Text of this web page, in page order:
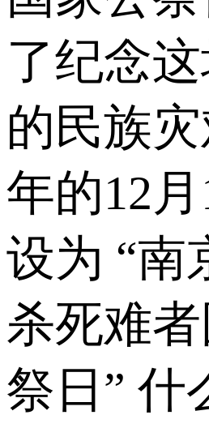
了纪念
的民族
年的12
设为 “南
杀死难
祭日” 什